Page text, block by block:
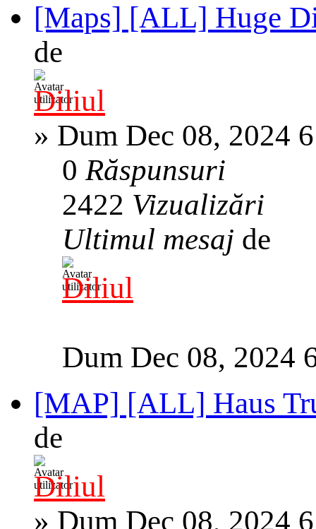
[Maps] [ALL] Huge
de
Diliul
» Dum Dec 08, 2024
0Răspunsuri
2422 Vizualizări
Ultimul mesaj de
Diliul
Dum Dec 08, 2024
[MAP] [ALL] Haus
de
Diliul
» Dum Dec 08, 2024